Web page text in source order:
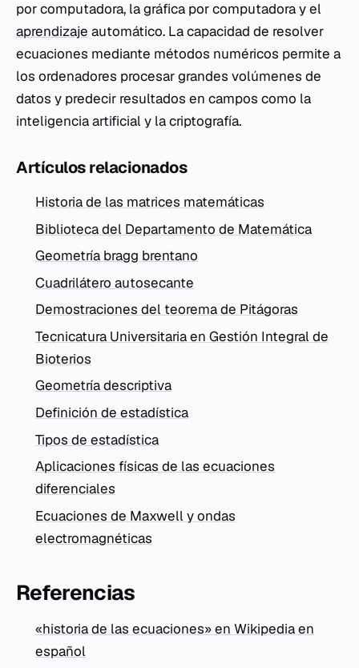
por computadora, la gráfica por computadora y el
aprendizaje automático. La capacidad de resolver
ecuaciones mediante métodos numéricos permite a
los ordenadores procesar grandes volúmenes de
datos y predecir resultados en campos como la
inteligencia artificial y la criptografía.
Artículos relacionados
Historia de las matrices matemáticas
Biblioteca del Departamento de Matemática
Geometría bragg brentano
Cuadrilátero autosecante
Demostraciones del teorema de Pitágoras
Tecnicatura Universitaria en Gestión Integral de
Bioterios
Geometría descriptiva
Definición de estadística
Tipos de estadística
Aplicaciones físicas de las ecuaciones
diferenciales
Ecuaciones de Maxwell y ondas
electromagnéticas
Referencias
«historia de las ecuaciones» en Wikipedia en
español